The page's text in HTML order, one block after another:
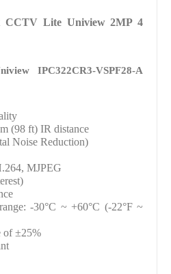
CCTV Lite Uniview 2MP 4
IPC322CR3-VSPF28-A
(98 ft) IR distance
Noise Reduction)
MJPEG
-30°C ~ +60°C (-22°F ~
of ±25%